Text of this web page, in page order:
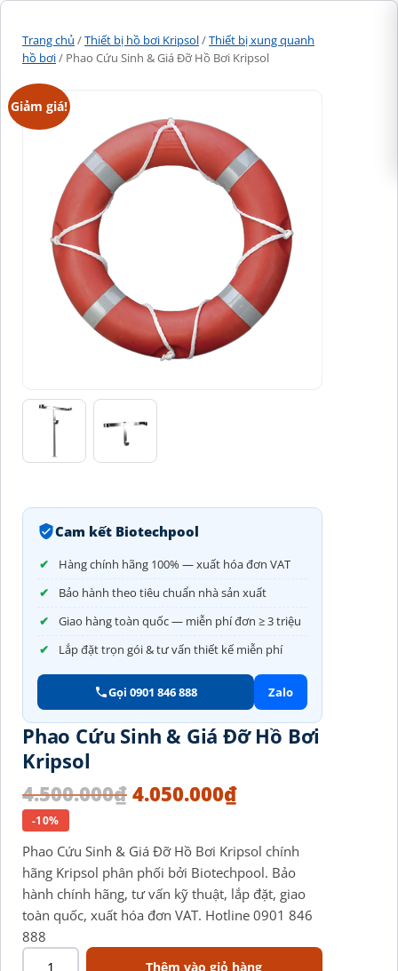
Trang chủ /Thiết bị hồ bơi Kripsol/Thiết bị xung quanh
hồ bơi/ Phao Cứu Sinh & Giá Đỡ Hồ Bơi Kripsol
Giảm giá!
Cam kết Biotechpool
Hàng chính hãng 100% — xuất hóa đơn VAT
Bảo hành theo tiêu chuẩn nhà sản xuất
Giao hàng toàn quốc — miễn phí đơn ≥ 3 triệu
Lắp đặt trọn gói & tư vấn thiết kế miễn phí
Gọi 0901 846 888 Zalo
Phao Cứu Sinh & Giá Đỡ Hồ Bơi
Kripsol
4.500.000₫ 4.050.000₫
-10%
Phao Cứu Sinh & Giá Đỡ Hồ Bơi Kripsol chính
hãng Kripsol phân phối bởi Biotechpool. Bảo
hành chính hãng, tư vấn kỹ thuật, lắp đặt, giao
toàn quốc, xuất hóa đơn VAT. Hotline 0901 846
888
Thêm vào giỏ hàng